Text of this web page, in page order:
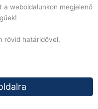
weboldalunkon megjelenő
rövid határidővel,